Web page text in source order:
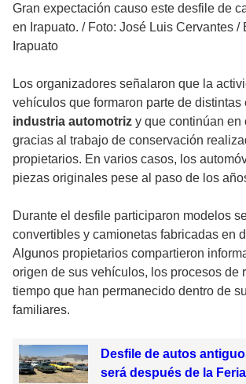
Gran expectación causo este desfile de
en Irapuato. / Foto: José Luis Cervantes /
Irapuato
Los organizadores señalaron que la
vehículos que formaron parte de distintas
industria automotriz y que continúan en
gracias al trabajo de conservación
propietarios. En varios casos, los
piezas originales pese al paso de los
Durante el desfile participaron modelos
convertibles y camionetas fabricadas en
Algunos propietarios compartieron
origen de sus vehículos, los procesos de
tiempo que han permanecido dentro de
familiares.
Desfile de autos
será después de la